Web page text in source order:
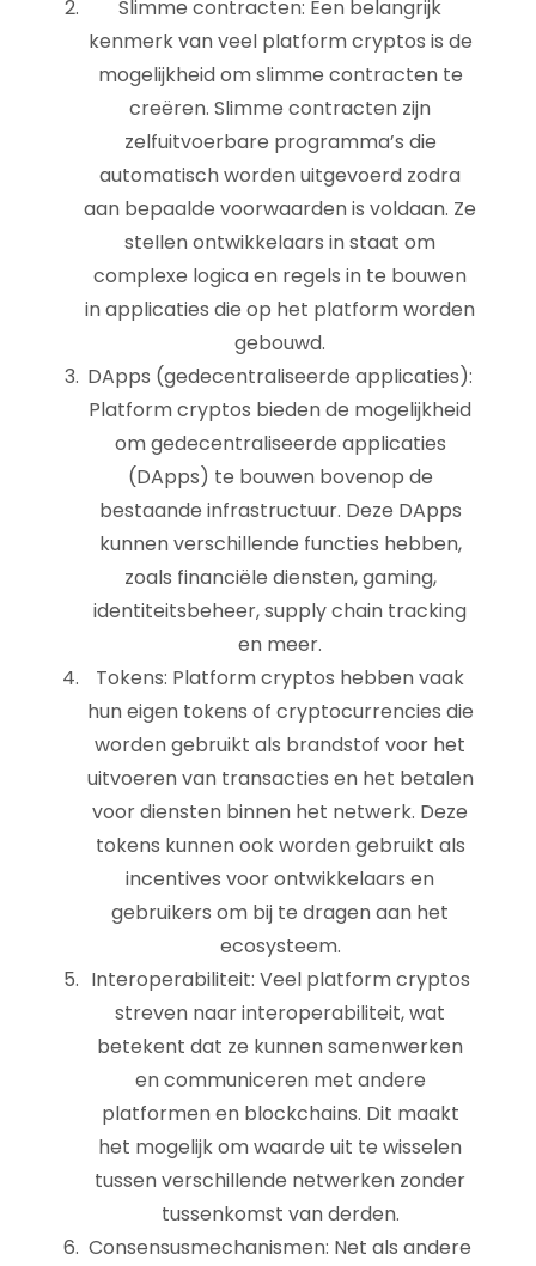
Slimme contracten: Een belangrijk
kenmerk van veel platform cryptos is de
mogelijkheid om slimme contracten te
creëren. Slimme contracten zijn
zelfuitvoerbare programma’s die
automatisch worden uitgevoerd zodra
aan bepaalde voorwaarden is voldaan. Ze
stellen ontwikkelaars in staat om
complexe logica en regels in te bouwen
in applicaties die op het platform worden
gebouwd.
DApps (gedecentraliseerde applicaties):
Platform cryptos bieden de mogelijkheid
om gedecentraliseerde applicaties
(DApps) te bouwen bovenop de
bestaande infrastructuur. Deze DApps
kunnen verschillende functies hebben,
zoals financiële diensten, gaming,
identiteitsbeheer, supply chain tracking
en meer.
Tokens: Platform cryptos hebben vaak
hun eigen tokens of cryptocurrencies die
worden gebruikt als brandstof voor het
uitvoeren van transacties en het betalen
voor diensten binnen het netwerk. Deze
tokens kunnen ook worden gebruikt als
incentives voor ontwikkelaars en
gebruikers om bij te dragen aan het
ecosysteem.
Interoperabiliteit: Veel platform cryptos
streven naar interoperabiliteit, wat
betekent dat ze kunnen samenwerken
en communiceren met andere
platformen en blockchains. Dit maakt
het mogelijk om waarde uit te wisselen
tussen verschillende netwerken zonder
tussenkomst van derden.
Consensusmechanismen: Net als andere